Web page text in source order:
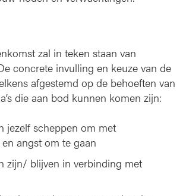
zal in teken staan van
concrete invulling en keuze van de
afgestemd op de behoeften van
die aan bod kunnen komen zijn:
jezelf scheppen om met
angst om te gaan
zijn/ blijven in verbinding met